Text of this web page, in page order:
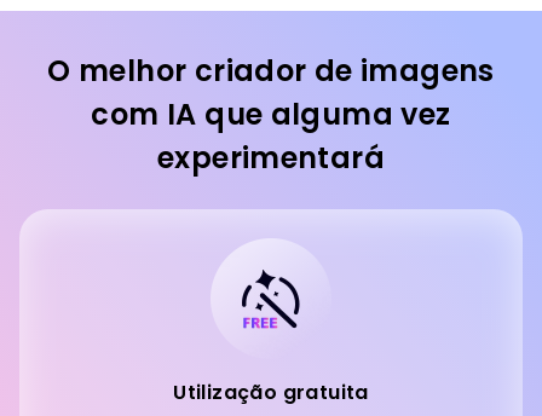
O melhor criador de imagens
com IA que alguma vez
experimentará
Utilização gratuita